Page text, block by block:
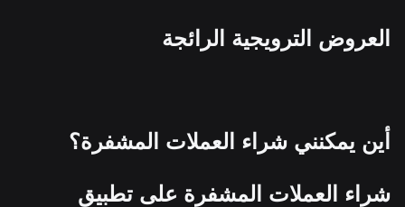
العروض الترويجية الرائجة
أين يمكنني شراء العملات المشفرة؟
شراء العملات المشفرة على تطبيق